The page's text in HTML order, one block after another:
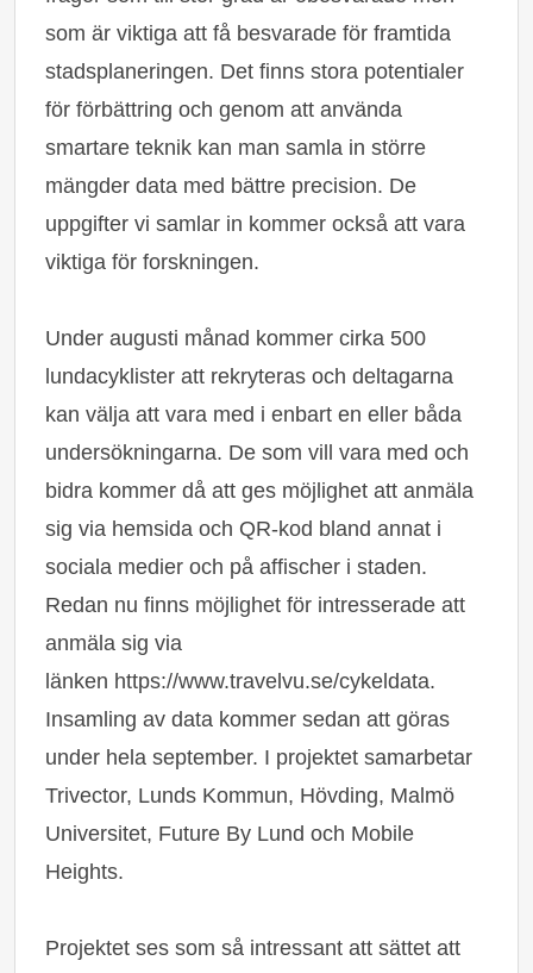
som är viktiga att få besvarade för framtida
stadsplaneringen. Det finns stora potentialer
för förbättring och genom att använda
smartare teknik kan man samla in större
mängder data med bättre precision. De
uppgifter vi samlar in kommer också att vara
viktiga för forskningen.
Under augusti månad kommer cirka 500
lundacyklister att rekryteras och deltagarna
kan välja att vara med i enbart en eller båda
undersökningarna. De som vill vara med och
bidra kommer då att ges möjlighet att anmäla
sig via hemsida och QR-kod bland annat i
sociala medier och på affischer i staden.
Redan nu finns möjlighet för intresserade att
anmäla sig via
länken https://www.travelvu.se/cykeldata.
Insamling av data kommer sedan att göras
under hela september. I projektet samarbetar
Trivector, Lunds Kommun, Hövding, Malmö
Universitet, Future By Lund och Mobile
Heights.
Projektet ses som så intressant att sättet att